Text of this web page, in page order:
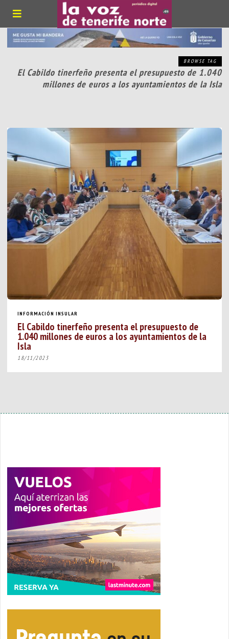
BROWSE TAG
El Cabildo tinerfeño presenta el presupuesto de 1.040
millones de euros a los ayuntamientos de la Isla
INFORMACIÓN INSULAR
El Cabildo tinerfeño presenta el presupuesto de
1.040 millones de euros a los ayuntamientos de la
Isla
18/11/2023